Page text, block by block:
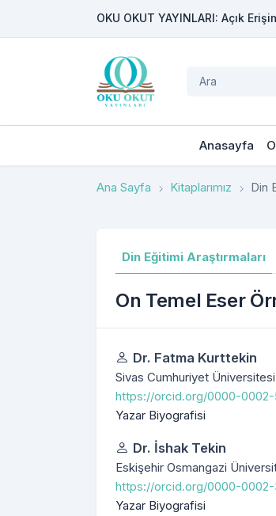
OKU OKUT YAYINLARI: Açık
Anasayfa
Ana Sayfa Kitaplarımız Din
Din Eğitimi Araştırmaları
On Temel Eser
Yazarlar
Dr. Fatma Kurttekin
Sivas Cumhuriyet
https://orcid.org/0000-
Yazar Biyografisi
Dr. İshak Tekin
Eskişehir Osmangazi
https://orcid.org/0000-0002-
Yazar Biyografisi